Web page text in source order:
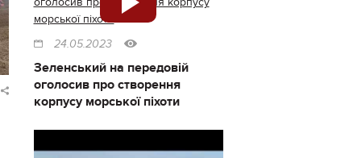
24.05.2023
Зеленський на передовій
оголосив про створення
корпусу морської піхоти